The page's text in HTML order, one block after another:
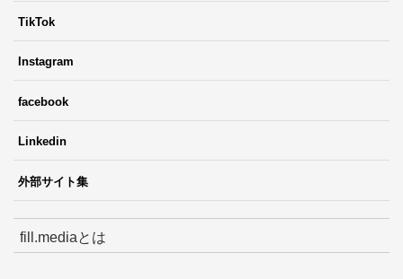
TikTok
Instagram
facebook
Linkedin
外部サイト集
fill.mediaとは